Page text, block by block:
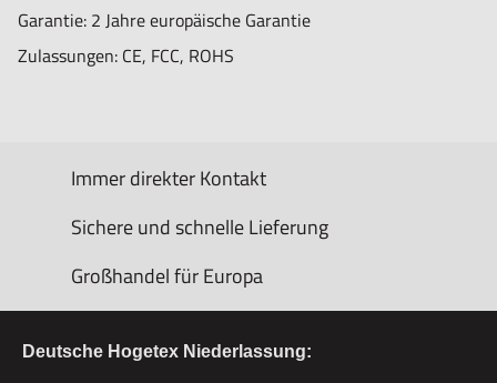
Garantie: 2 Jahre europäische Garantie
Zulassungen: CE, FCC, ROHS
Immer direkter Kontakt
Sichere und schnelle Lieferung
Großhandel für Europa
Deutsche Hogetex Niederlassung: